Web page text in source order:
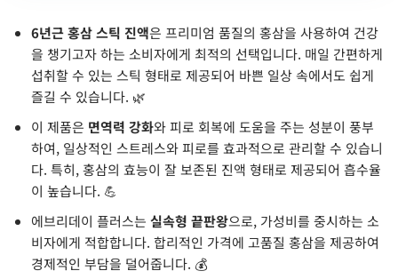
6년근 홍삼 스틱 진액은 프리미엄 품질의 홍삼을 사용하여 건강
을 챙기고자 하는 소비자에게 최적의 선택입니다. 매일 간편하게
섭취할 수 있는 스틱 형태로 제공되어 바쁜 일상 속에서도 쉽게
즐길 수 있습니다. 🌿
이 제품은 면역력 강화와 피로 회복에 도움을 주는 성분이 풍부
하여, 일상적인 스트레스와 피로를 효과적으로 관리할 수 있습니
다. 특히, 홍삼의 효능이 잘 보존된 진액 형태로 제공되어 흡수율
이 높습니다. 💪
에브리데이 플러스는 실속형 끝판왕으로, 가성비를 중시하는 소
비자에게 적합합니다. 합리적인 가격에 고품질 홍삼을 제공하여
경제적인 부담을 덜어줍니다. 💰